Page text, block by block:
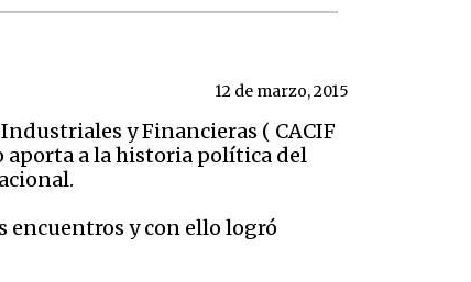
12 de marzo, 2015
y Financieras ( CACIF
aporta a la historia política del
y con ello logró